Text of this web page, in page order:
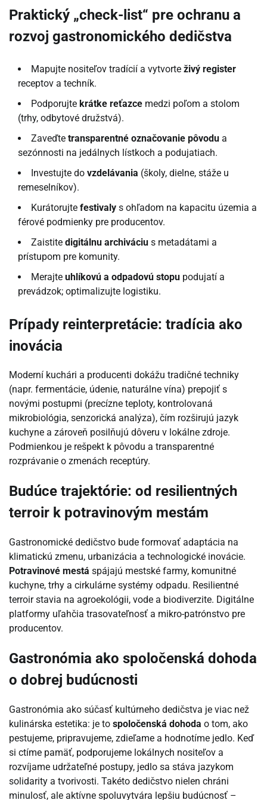
Praktický „check-list“ pre ochranu a
rozvoj gastronomického dedičstva
Mapujte nositeľov tradícií a vytvorte živý register
receptov a techník.
Podporujte krátke reťazce medzi poľom a stolom
(trhy, odbytové družstvá).
Zaveďte transparentné označovanie pôvodu a
sezónnosti na jedálnych lístkoch a podujatiach.
Investujte do vzdelávania (školy, dielne, stáže u
remeselníkov).
Kurátorujte festivaly s ohľadom na kapacitu územia a
férové podmienky pre producentov.
Zaistite digitálnu archiváciu s metadátami a
prístupom pre komunity.
Merajte uhlíkovú a odpadovú stopu podujatí a
prevádzok; optimalizujte logistiku.
Prípady reinterpretácie: tradícia ako
inovácia
Moderní kuchári a producenti dokážu tradičné techniky
(napr. fermentácie, údenie, naturálne vína) prepojiť s
novými postupmi (precízne teploty, kontrolovaná
mikrobiológia, senzorická analýza), čím rozširujú jazyk
kuchyne a zároveň posilňujú dôveru v lokálne zdroje.
Podmienkou je rešpekt k pôvodu a transparentné
rozprávanie o zmenách receptúry.
Budúce trajektórie: od resilientných
terroir k potravinovým mestám
Gastronomické dedičstvo bude formovať adaptácia na
klimatickú zmenu, urbanizácia a technologické inovácie.
Potravinové mestá spájajú mestské farmy, komunitné
kuchyne, trhy a cirkulárne systémy odpadu. Resilientné
terroir stavia na agroekológii, vode a biodiverzite. Digitálne
platformy uľahčia trasovateľnosť a mikro-patrónstvo pre
producentov.
Gastronómia ako spoločenská dohoda
o dobrej budúcnosti
Gastronómia ako súčasť kultúrneho dedičstva je viac než
kulinárska estetika: je to spoločenská dohoda o tom, ako
pestujeme, pripravujeme, zdieľame a hodnotíme jedlo. Keď
si ctíme pamäť, podporujeme lokálnych nositeľov a
rozvíjame udržateľné postupy, jedlo sa stáva jazykom
solidarity a tvorivosti. Takéto dedičstvo nielen chráni
minulosť, ale aktívne spoluvytvára lepšiu budúcnosť –